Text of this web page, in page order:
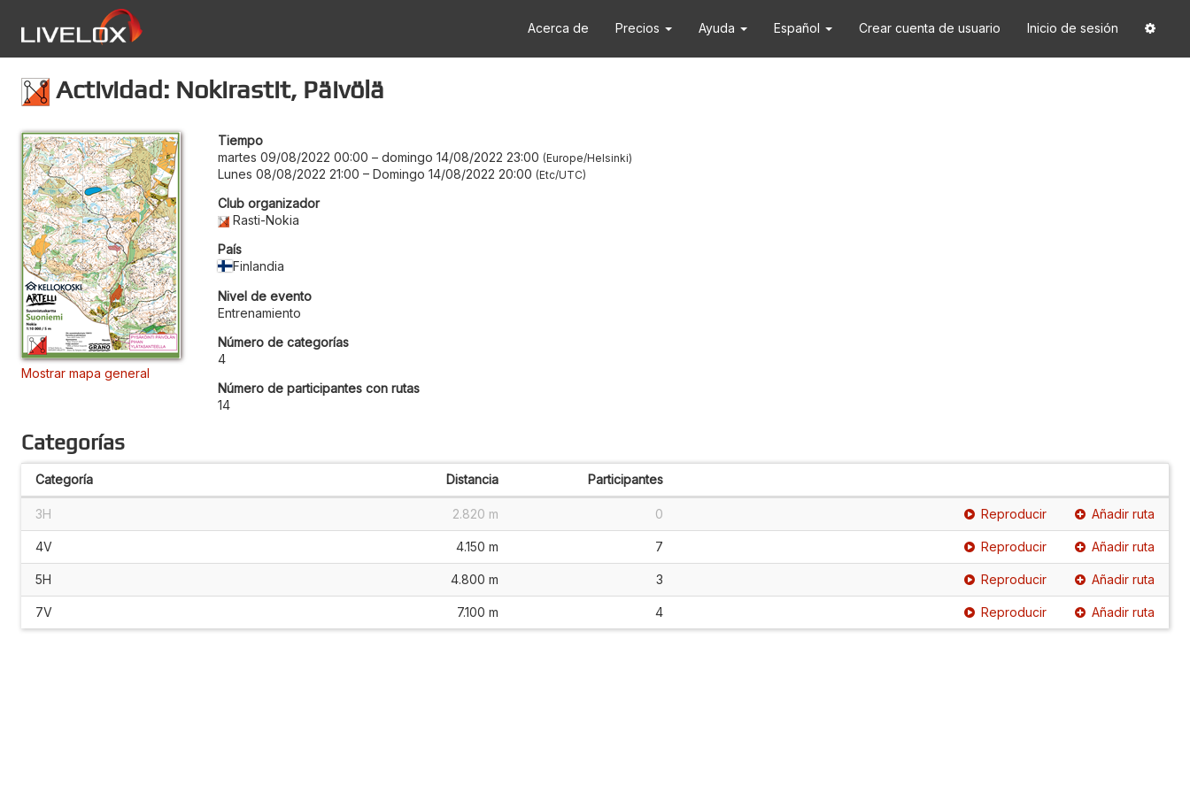
Acerca de Precios Ayuda Español Crear cuenta de usuario Inicio de sesión
Actividad: Nokirastit, Päivölä
Mostrar mapa general
Tiempo
martes 09/08/2022 00:00 – domingo 14/08/2022 23:00 Europe/Helsinki
Lunes 08/08/2022 21:00 – Domingo 14/08/2022 20:00 Etc/UTC
Club organizador
Rasti-Nokia
País
Finlandia
Nivel de evento
Entrenamiento
Número de categorías
4
Número de participantes con rutas
14
Categorías
Categoría Distancia Participantes
3H 2.820 m 0 Reproducir Añadir ruta
4V 4.150 m 7 Reproducir Añadir ruta
5H 4.800 m 3 Reproducir Añadir ruta
7V 7.100 m 4 Reproducir Añadir ruta